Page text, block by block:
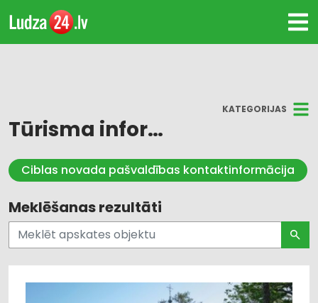
KATEGORIJAS
Tūrisma informācija
Visi
Ludza
Ludzas novads
Cibla
Ciblas novada pašvaldības kontaktinformācija
Meklēšanas rezultāti